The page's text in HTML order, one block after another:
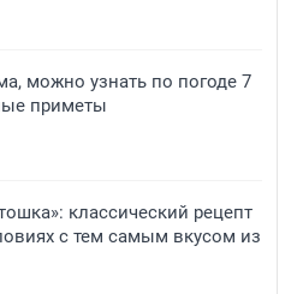
можно узнать по погоде 7
приметы
классический рецепт
с тем самым вкусом из